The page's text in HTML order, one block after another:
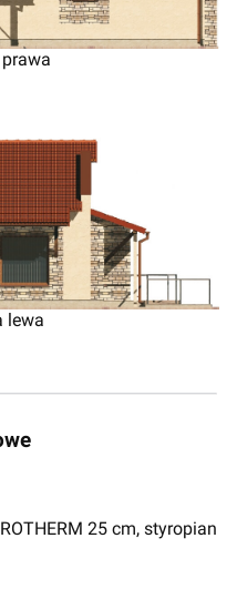
lewa
25 cm, styropian